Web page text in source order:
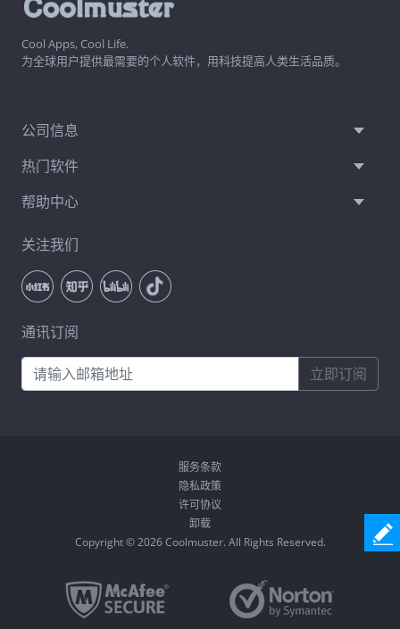
Cool Apps, Cool Life.
为全球用户提供最需要的个人软件，用科技提高人类生活品质。
公司信息
热门软件
帮助中心
关注我们
通讯订阅
立即订阅
服务条款
隐私政策
许可协议
卸载
Copyright © 2026 Coolmuster. All Rights Reserved.